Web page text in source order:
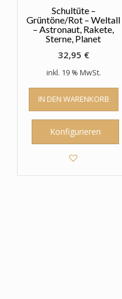
Schultüte –
Grüntöne/Rot – Weltall
– Astronaut, Rakete,
Sterne, Planet
32,95 €
inkl. 19 % MwSt.
IN DEN WARENKORB
Konfigurieren